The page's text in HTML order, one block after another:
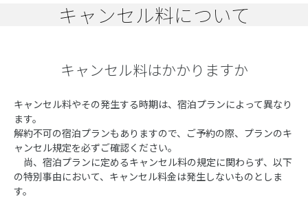
キャンセル料について
キャンセル料はかかりますか
キャンセル料やその発生する時期は、宿泊プランによって異なり
ます。
解約不可の宿泊プランもありますので、ご予約の際、プランのキ
ャンセル規定を必ずご確認ください。
尚、宿泊プランに定めるキャンセル料の規定に関わらず、以下
の特別事由において、キャンセル料金は発生しないものとしま
す。